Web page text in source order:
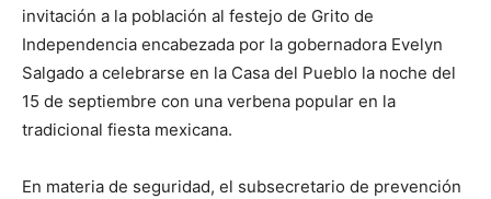
invitación a la población al festejo de Grito de
Independencia encabezada por la gobernadora Evelyn
Salgado a celebrarse en la Casa del Pueblo la noche del
15 de septiembre con una verbena popular en la
tradicional fiesta mexicana.
En materia de seguridad, el subsecretario de prevención